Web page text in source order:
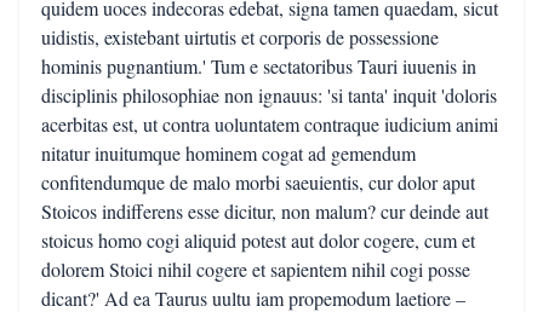
quidem uoces indecoras edebat, signa tamen quaedam, sicut
uidistis, existebant uirtutis et corporis de possessione
hominis pugnantium.' Tum e sectatoribus Tauri iuuenis in
disciplinis philosophiae non ignauus: 'si tanta' inquit 'doloris
acerbitas est, ut contra uoluntatem contraque iudicium animi
nitatur inuitumque hominem cogat ad gemendum
confitendumque de malo morbi saeuientis, cur dolor aput
Stoicos indifferens esse dicitur, non malum? cur deinde aut
stoicus homo cogi aliquid potest aut dolor cogere, cum et
dolorem Stoici nihil cogere et sapientem nihil cogi posse
dicant?' Ad ea Taurus uultu iam propemodum laetiore –